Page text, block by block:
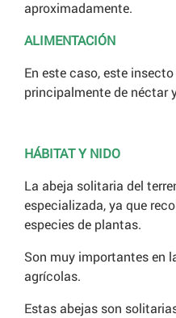
aproximadamente.
ALIMENTACIÓN
En este caso, este
principalmente de néctar
HÁBITAT Y NIDO
La abeja solitaria del
especializada, ya que
especies de plantas.
Son muy importantes en
agrícolas.
Estas abejas son